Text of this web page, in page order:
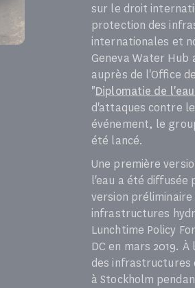
sur le droit
protection des
internationales et
Geneva Water Hub
auprès de l'Office
"Diplomatie de
d'attaques contre
événement, le
été lancé.
Une première
l'eau a été diffusée
version
infrastructures
Lunchtime Policy
DC en mars 2019.
des infrastructures
à Stockholm